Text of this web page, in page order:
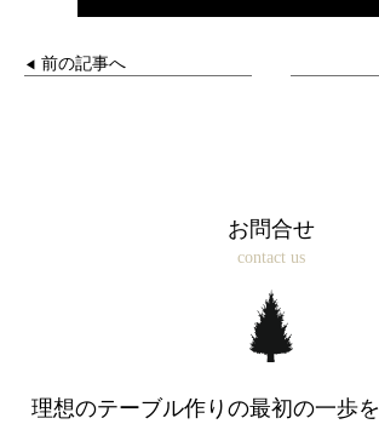
◀︎ 前の記事へ
お問合せ
contact us
理想のテーブル作りの最初の一歩を